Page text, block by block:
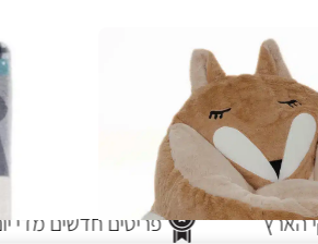
פריטים חדשים מדי יום